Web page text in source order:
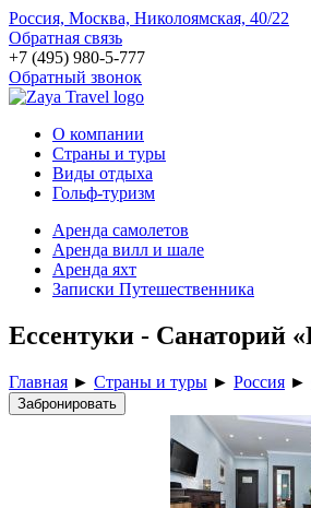
Россия, Москва, Николоямская, 40/22
Обратная связь
+7 (495) 980-5-777
Обратный звонок
О компании
Страны и туры
Виды отдыха
Гольф-туризм
Аренда самолетов
Аренда вилл и шале
Аренда яхт
Записки Путешественника
Ессентуки - Санаторий
Главная ► Страны и туры ► Россия ►
Забронировать